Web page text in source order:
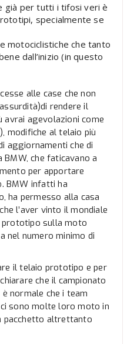
già per tutti i tifosi veri è
specialmente se
motociclistiche che tanto
dall’inizio (in questo
alle case che non
rendere il
avrai agevolazioni come
modifiche al telaio più
aggiornamenti che di
che faticavano a
per apportare
BMW infatti ha
ha permesso alla casa
l’aver vinto il mondiale
prototipo sulla moto
nel numero minimo di
il telaio prototipo e per
che il campionato
normale che i team
sono molte loro moto in
pacchetto altrettanto